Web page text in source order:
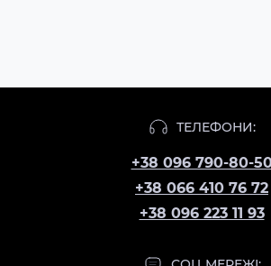
ТЕЛЕФОНИ:
+38 096 790-80-
+38 066 410 76 72
+38 096 223 11 93